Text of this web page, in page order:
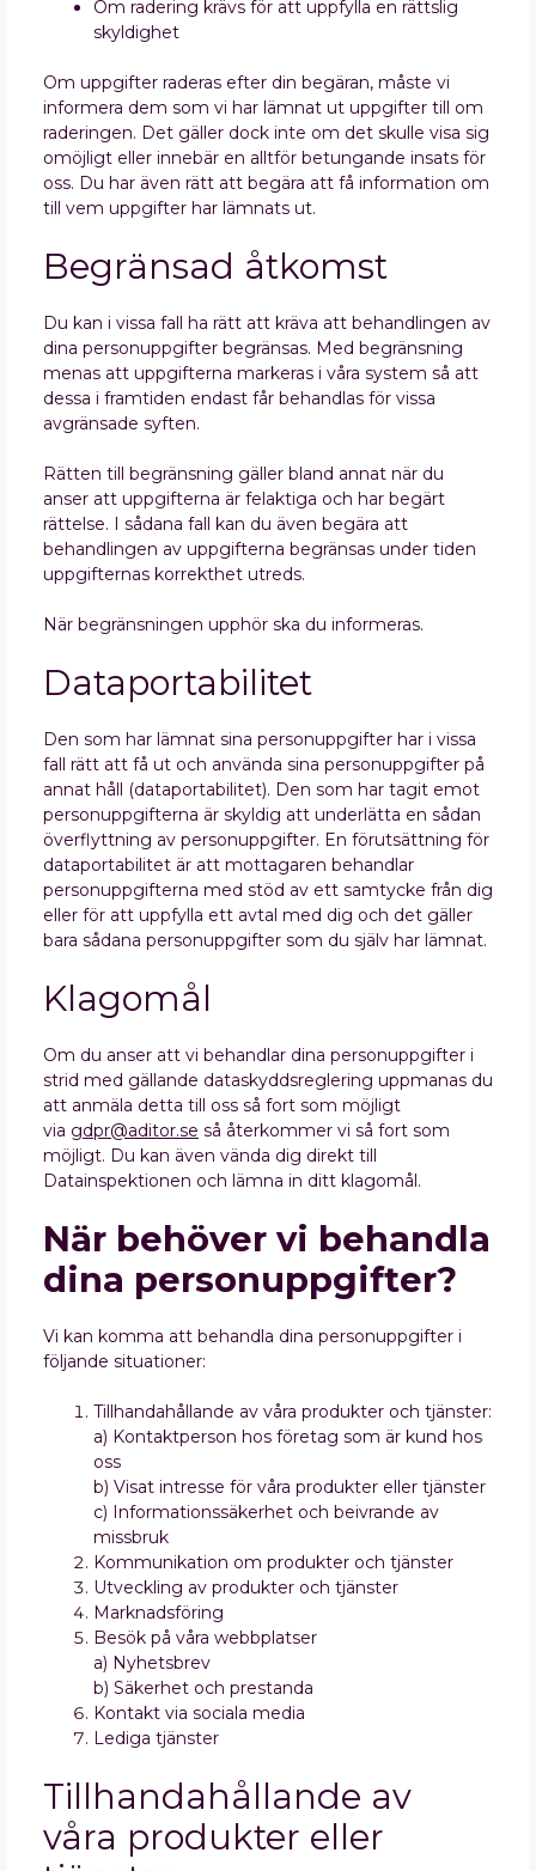
Om radering krävs för att uppfylla en rättslig
skyldighet
Om uppgifter raderas efter din begäran, måste vi
informera dem som vi har lämnat ut uppgifter till om
raderingen. Det gäller dock inte om det skulle visa sig
omöjligt eller innebär en alltför betungande insats för
oss. Du har även rätt att begära att få information om
till vem uppgifter har lämnats ut.
Begränsad åtkomst
Du kan i vissa fall ha rätt att kräva att behandlingen av
dina personuppgifter begränsas. Med begränsning
menas att uppgifterna markeras i våra system så att
dessa i framtiden endast får behandlas för vissa
avgränsade syften.
Rätten till begränsning gäller bland annat när du
anser att uppgifterna är felaktiga och har begärt
rättelse. I sådana fall kan du även begära att
behandlingen av uppgifterna begränsas under tiden
uppgifternas korrekthet utreds.
När begränsningen upphör ska du informeras.
Dataportabilitet
Den som har lämnat sina personuppgifter har i vissa
fall rätt att få ut och använda sina personuppgifter på
annat håll (dataportabilitet). Den som har tagit emot
personuppgifterna är skyldig att underlätta en sådan
överflyttning av personuppgifter. En förutsättning för
dataportabilitet är att mottagaren behandlar
personuppgifterna med stöd av ett samtycke från dig
eller för att uppfylla ett avtal med dig och det gäller
bara sådana personuppgifter som du själv har lämnat.
Klagomål
Om du anser att vi behandlar dina personuppgifter i
strid med gällande dataskyddsreglering uppmanas du
att anmäla detta till oss så fort som möjligt
via gdpr@aditor.se så återkommer vi så fort som
möjligt. Du kan även vända dig direkt till
Datainspektionen och lämna in ditt klagomål.
När behöver vi behandla
dina personuppgifter?
Vi kan komma att behandla dina personuppgifter i
följande situationer:
Tillhandahållande av våra produkter och tjänster:
a) Kontaktperson hos företag som är kund hos
oss
b) Visat intresse för våra produkter eller tjänster
c) Informationssäkerhet och beivrande av
missbruk
Kommunikation om produkter och tjänster
Utveckling av produkter och tjänster
Marknadsföring
Besök på våra webbplatser
a) Nyhetsbrev
b) Säkerhet och prestanda
Kontakt via sociala media
Lediga tjänster
Tillhandahållande av
våra produkter eller